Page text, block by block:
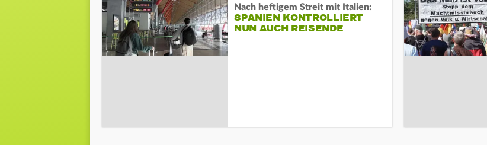
Nach heftigem Streit mit Italien:
SPANIEN KONTROLLIERT
NUN AUCH REISENDE